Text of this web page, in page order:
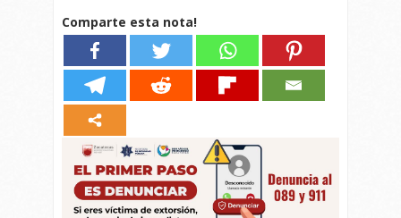
Comparte esta nota!